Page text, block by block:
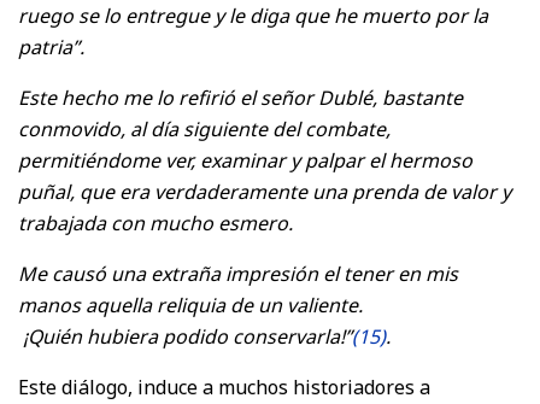
ruego se lo entregue y le diga que he muerto por la
patria”.
Este hecho me lo refirió el señor Dublé, bastante
conmovido, al día siguiente del combate,
permitiéndome ver, examinar y palpar el hermoso
puñal, que era verdaderamente una prenda de valor y
trabajada con mucho esmero.
Me causó una extraña impresión el tener en mis
manos aquella reliquia de un valiente.
¡Quién hubiera podido conservarla!”(15).
Este diálogo, induce a muchos historiadores a